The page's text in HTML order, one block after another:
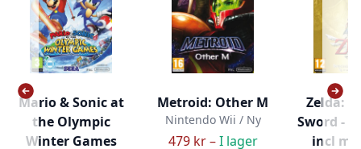
Mario & Sonic at
the Olympic
Winter Games
Metroid: Other M
Nintendo Wii / Ny
479 kr –I lager
Zelda:
Sword -
incl